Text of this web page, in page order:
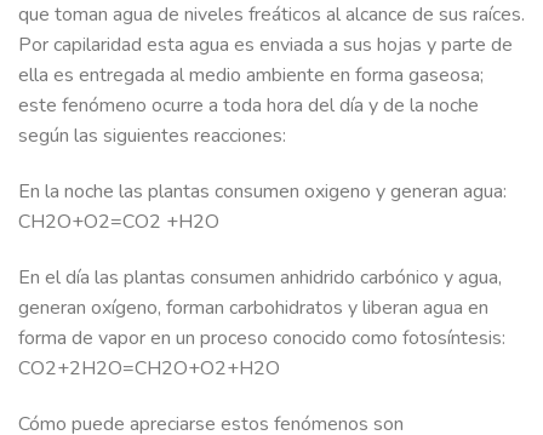
que toman agua de niveles freáticos al alcance de sus raíces.
Por capilaridad esta agua es enviada a sus hojas y parte de
ella es entregada al medio ambiente en forma gaseosa;
este fenómeno ocurre a toda hora del día y de la noche
según las siguientes reacciones:
En la noche las plantas consumen oxigeno y generan agua:
CH2O+O2=CO2 +H2O
En el día las plantas consumen anhidrido carbónico y agua,
generan oxígeno, forman carbohidratos y liberan agua en
forma de vapor en un proceso conocido como fotosíntesis:
CO2+2H2O=CH2O+O2+H2O
Cómo puede apreciarse estos fenómenos son